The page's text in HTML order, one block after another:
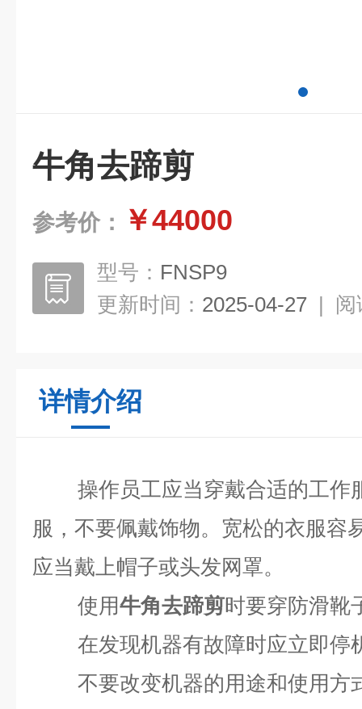
牛角去蹄剪
参考价： ￥44000
型号： FNSP9
更新时间： 2025-04-27 | 阅
详情介绍
操作员工应当穿戴合适的工作
服，不要佩戴饰物。宽松的衣服容
应当戴上帽子或头发网罩。
使用牛角去蹄剪时要穿防滑靴
在发现机器有故障时应立即停
不要改变机器的用途和使用方